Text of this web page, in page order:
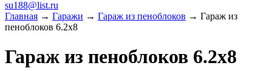
su188@list.ru
Главная → Гаражи → Гараж из пеноблоков → Гараж из
пеноблоков 6.2х8
Гараж из пеноблоков 6.2х8